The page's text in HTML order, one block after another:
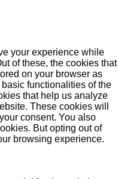
your experience while
of these, the cookies that
on your browser as
functionalities of the
that help us analyze
These cookies will
consent. You also
But opting out of
browsing experience.